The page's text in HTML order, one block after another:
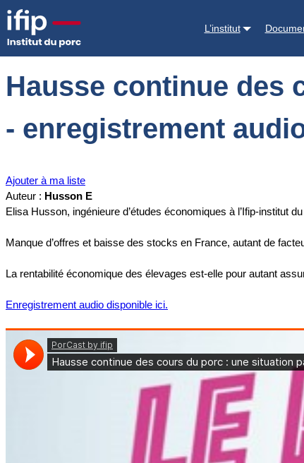
L’institut
Accueil Documentations
Hausse continue des
- enregistrement
Ajouter à ma liste
Auteur : Husson E
Elisa Husson, ingénieure d’études économiques à l’Ifip-institut
Manque d’offres et baisse des stocks en France, autant de
La rentabilité économique des élevages est-elle pour autant
Enregistrement audio disponible ici.